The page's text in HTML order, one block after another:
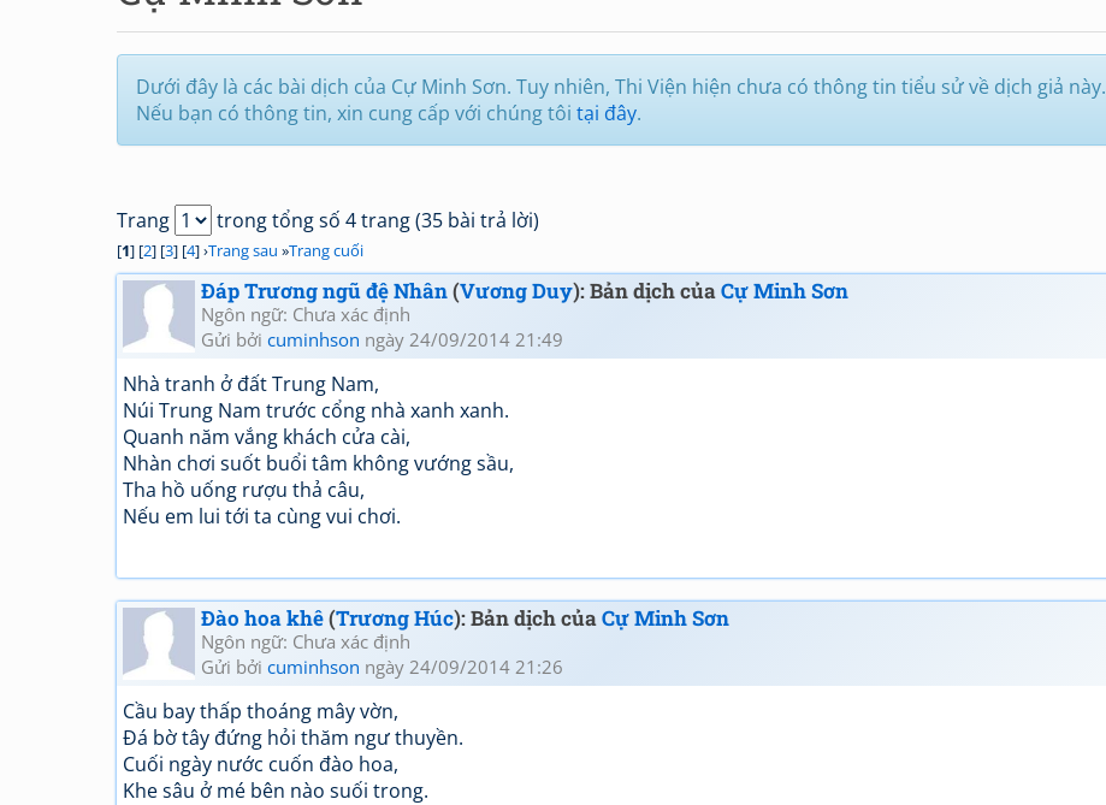
Dưới đây là các bài dịch của Cự Minh Sơn. Tuy nhiên, Thi Viện hiện chưa có thông tin tiểu sử về dịch giả này.
Nếu bạn có thông tin, xin cung cấp với chúng tôi tại đây.
Trang trong tổng số 4 trang (35 bài trả lời)
[1] [2] [3] [4] ›Trang sau »Trang cuối
Đáp Trương ngũ đệ Nhân(Vương Duy): Bản dịch củaCự Minh Sơn
Ngôn ngữ: Chưa xác định
Gửi bởi cuminhson ngày 24/09/2014 21:49
Nhà tranh ở đất Trung Nam,
Núi Trung Nam trước cổng nhà xanh xanh.
Quanh năm vắng khách cửa cài,
Nhàn chơi suốt buổi tâm không vướng sầu,
Tha hồ uống rượu thả câu,
Nếu em lui tới ta cùng vui chơi.
Đào hoa khê(Trương Húc): Bản dịch củaCự Minh Sơn
Ngôn ngữ: Chưa xác định
Gửi bởi cuminhson ngày 24/09/2014 21:26
Cầu bay thấp thoáng mây vờn,
Đá bờ tây đứng hỏi thăm ngư thuyền.
Cuối ngày nước cuốn đào hoa,
Khe sâu ở mé bên nào suối trong.